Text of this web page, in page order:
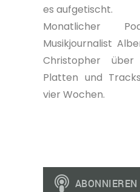
es aufgetischt.
Monatlicher
Musikjournalist
Christopher
Platten und
vier Wochen.